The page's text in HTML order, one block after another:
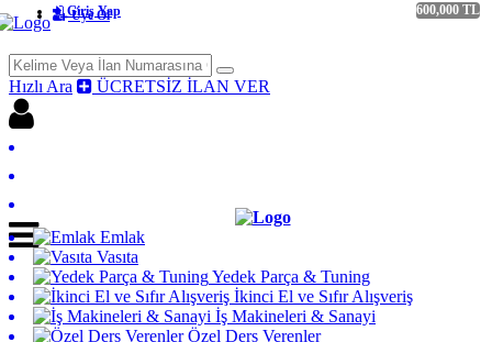
Üye Ol
Giriş Yap
Hızlı Ara ÜCRETSİZ İLAN VER
Emlak
Vasıta
Yedek Parça & Tuning
İkinci El ve Sıfır Alışveriş
İş Makineleri & Sanayi
Özel Ders Verenler
600,000 TL